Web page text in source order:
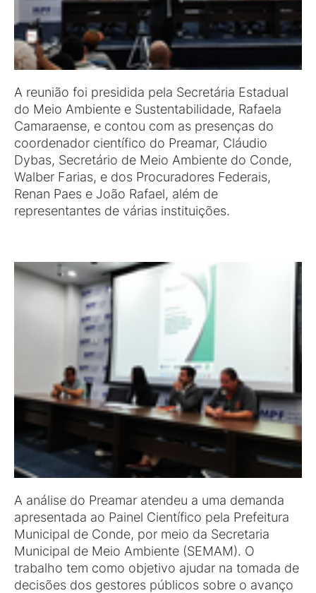
A reunião foi presidida pela Secretária Estadual
do Meio Ambiente e Sustentabilidade, Rafaela
Camaraense, e contou com as presenças do
coordenador científico do Preamar, Cláudio
Dybas, Secretário de Meio Ambiente do Conde,
Walber Farias, e dos Procuradores Federais,
Renan Paes e João Rafael, além de
representantes de várias instituições.
A análise do Preamar atendeu a uma demanda
apresentada ao Painel Científico pela Prefeitura
Municipal de Conde, por meio da Secretaria
Municipal de Meio Ambiente (SEMAM). O
trabalho tem como objetivo ajudar na tomada de
decisões dos gestores públicos sobre o avanço